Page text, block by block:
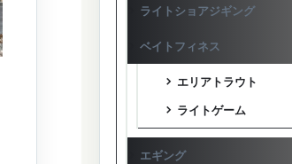
ライトショアジギング
ベイトフィネス
エリアトラウト
ライトゲーム
エギング